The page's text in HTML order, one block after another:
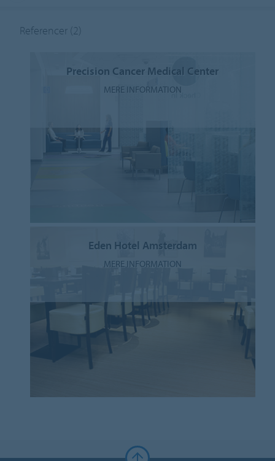
Referencer (2)
Precision Cancer Medical Center
MERE INFORMATION
Eden Hotel Amsterdam
MERE INFORMATION